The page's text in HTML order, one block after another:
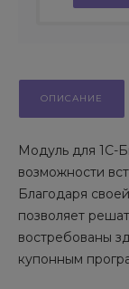
ОПИСАНИЕ
Модуль для 1С-
возможности
Благодаря
позволяет
востребованы
купонным